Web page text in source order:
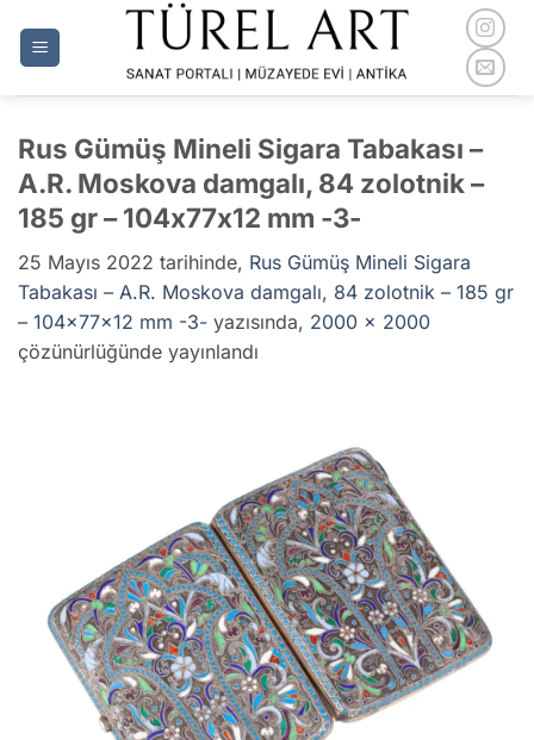
Rus Gümüş Mineli Sigara Tabakası –
A.R. Moskova damgalı, 84 zolotnik –
185 gr – 104x77x12 mm -3-
25 Mayıs 2022 tarihinde, Rus Gümüş Mineli Sigara
Tabakası – A.R. Moskova damgalı, 84 zolotnik – 185 gr
– 104x77x12 mm -3- yazısında, 2000 × 2000
çözünürlüğünde yayınlandı